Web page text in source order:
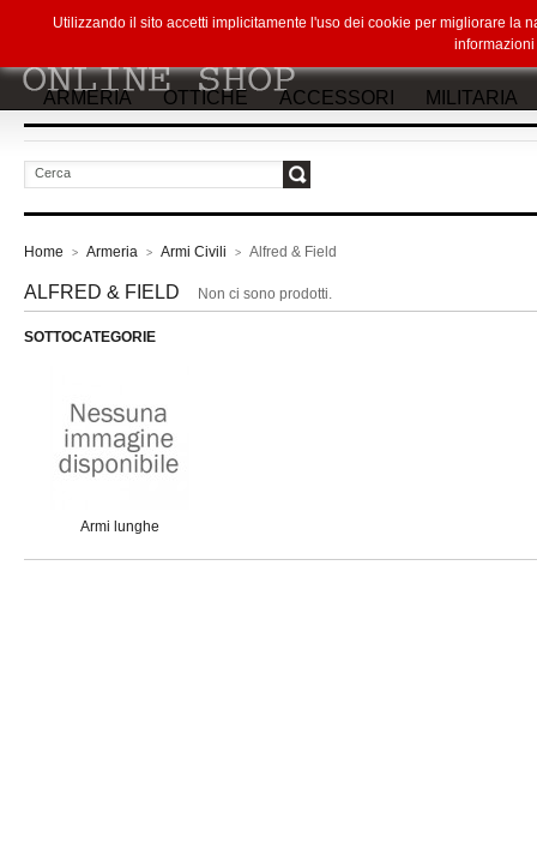
ARMERIA OTTICHE ACCESSORI MILITARIA
Home > Armeria > Armi Civili > Alfred & Field
ALFRED & FIELD Non ci sono prodotti.
SOTTOCATEGORIE
Armi lunghe
Utilizzando il sito accetti implicitamente l'uso dei cookie per migliorare la
informazioni